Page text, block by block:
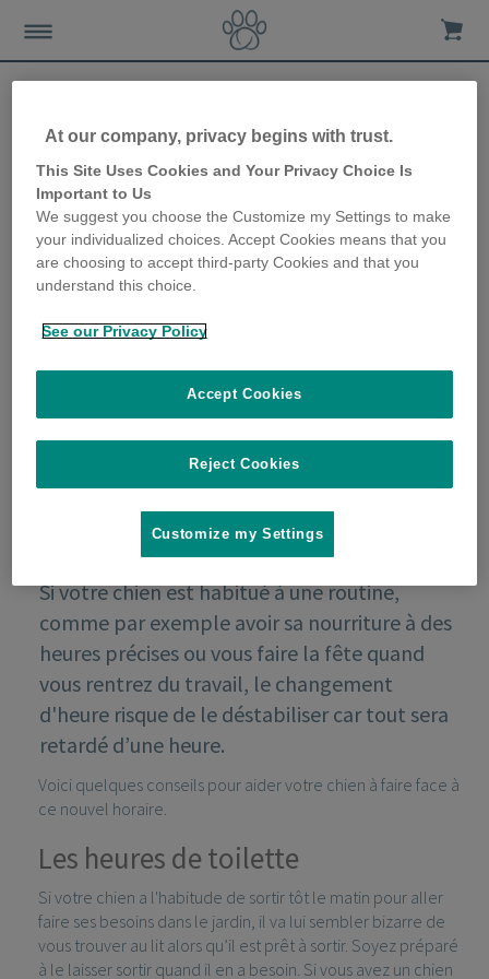
Comment le changement
d'heure d'octobre peut
affecter votre chien
Si votre chien est habitué à une routine,
comme par exemple avoir sa nourriture à des
heures précises ou vous faire la fête quand
vous rentrez du travail, le changement
d'heure risque de le déstabiliser car tout sera
retardé d’une heure.
Voici quelques conseils pour aider votre chien à faire face à
ce nouvel horaire.
Les heures de toilette
Si votre chien a l'habitude de sortir tôt le matin pour aller
faire ses besoins dans le jardin, il va lui sembler bizarre de
vous trouver au lit alors qu’il est prêt à sortir. Soyez préparé
à le laisser sortir quand il en a besoin. Si vous avez un chien
At our company, privacy begins with trust.
This Site Uses Cookies and Your Privacy Choice Is
Important to Us
We suggest you choose the Customize my Settings to make
your individualized choices. Accept Cookies means that you
are choosing to accept third-party Cookies and that you
understand this choice.
See our Privacy Policy
Reject Cookies
Accept Cookies
Customize my Settings